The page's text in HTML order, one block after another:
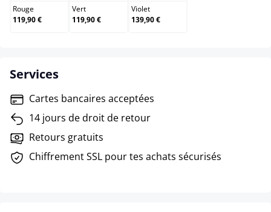
Rouge
119,90 €
Vert
119,90 €
Violet
139,90 €
Services
Cartes bancaires acceptées
14 jours de droit de retour
Retours gratuits
Chiffrement SSL pour tes achats sécurisés